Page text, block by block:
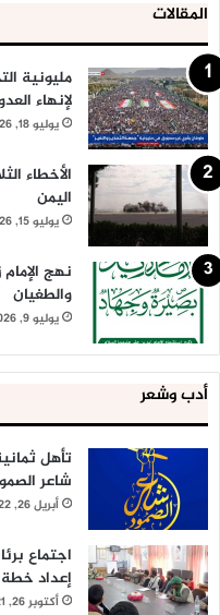
المقالات
مليونية
لإنهاء
يوليو 18, 2026
الأخطاء
اليمن
يوليو 15, 2026
نهج
والطغيان
يوليو 9, 2026
أدب وشعر
تأهل
شاعر
أبريل 26, 2022
اجتماع
إعداد خطة 2022م
أكتوبر 26, 2021